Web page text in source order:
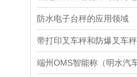
防水电子台秤的应用领域